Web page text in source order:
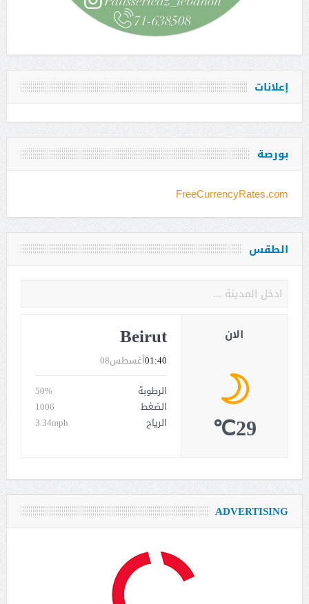
إعلانات
بورصة
FreeCurrencyRates.com
الطقس
Beirut
أغسطس0801:40
الرطوبة
50%
الضغط
1006
الرياح
3.34mph
الان
29℃
ADVERTISING